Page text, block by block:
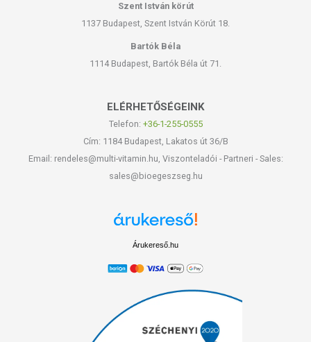
Szent István körút
1137 Budapest, Szent István Körút 18.
Bartók Béla
1114 Budapest, Bartók Béla út 71.
ELÉRHETŐSÉGEINK
Telefon: +36-1-255-0555
Cím: 1184 Budapest, Lakatos út 36/B
Email: rendeles@multi-vitamin.hu, Viszonteladói - Partneri - Sales:
sales@bioegeszseg.hu
Árukereső.hu